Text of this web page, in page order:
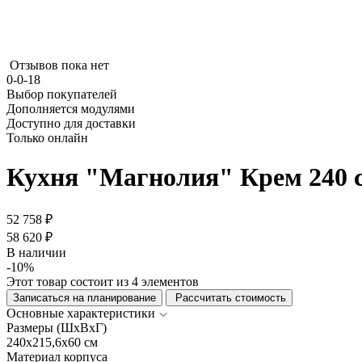
Отзывов пока нет
0-0-18
Выбор покупателей
Дополняется модулями
Доступно для доставки
Только онлайн
Кухня "Магнолия" Крем 240
52 758 ₽
58 620 ₽
В наличии
-10%
Этот товар состоит из 4 элементов
Записаться на планирование Рассчитать стоимость
Основные характеристики
Размеры (ШхВхГ)
240x215,6x60 см
Материал корпуса